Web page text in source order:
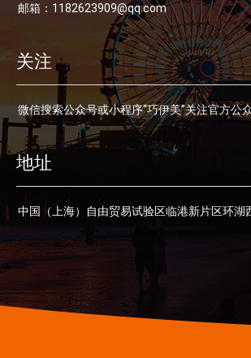
邮箱：1182623909@qq.com
关注
微信搜索公众号或小程序“巧伊美”关注官方公
地址
中国（上海）自由贸易试验区临港新片区环湖